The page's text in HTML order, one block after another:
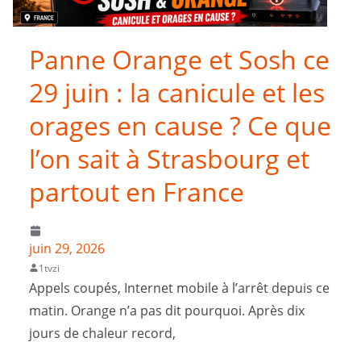
Panne Orange et Sosh ce
29 juin : la canicule et les
orages en cause ? Ce que
l’on sait à Strasbourg et
partout en France
juin 29, 2026
1tvzi
Appels coupés, Internet mobile à l’arrêt depuis ce
matin. Orange n’a pas dit pourquoi. Après dix
jours de chaleur record,